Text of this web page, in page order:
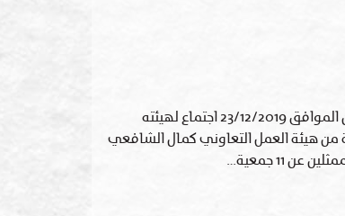
عقد اتحاد الجمعيات التعاونية للتوفير والتسليف م.م في فلسطين اليوم الإثنين الموافق 23/12/2019 اجتماع لهيئته
من هيئة العمل التعاوني كمال الشافعي